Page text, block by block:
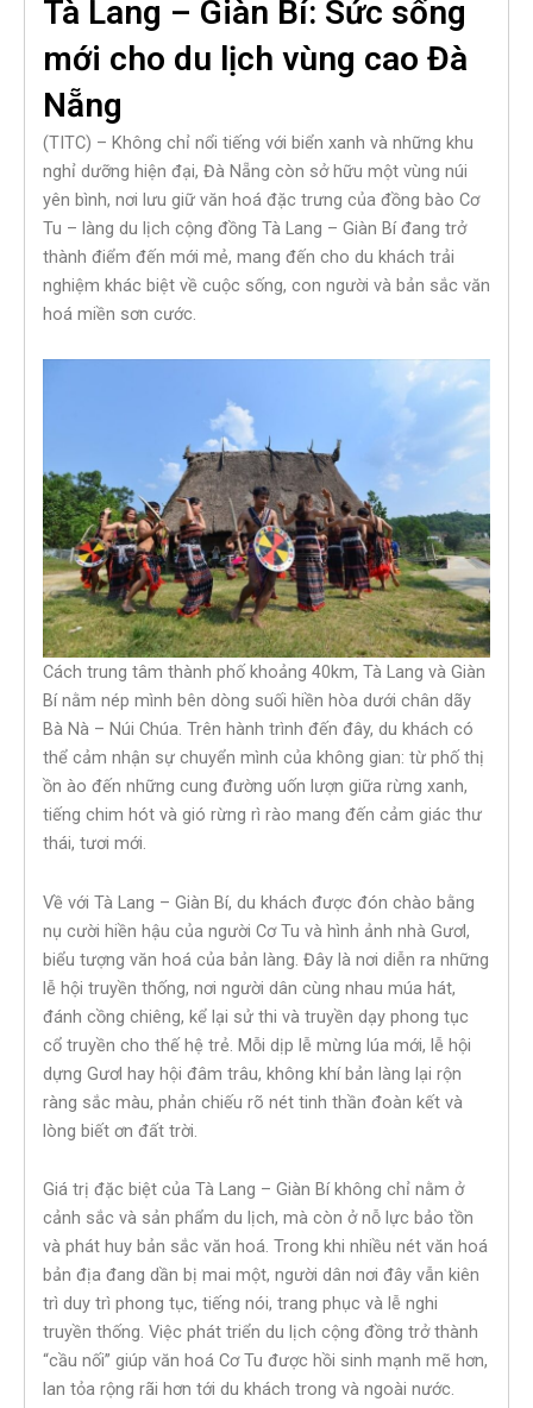
Tà Lang – Giàn Bí: Sức sống
mới cho du lịch vùng cao Đà
Nẵng
(TITC) – Không chỉ nổi tiếng với biển xanh và những khu
nghỉ dưỡng hiện đại, Đà Nẵng còn sở hữu một vùng núi
yên bình, nơi lưu giữ văn hoá đặc trưng của đồng bào Cơ
Tu – làng du lịch cộng đồng Tà Lang – Giàn Bí đang trở
thành điểm đến mới mẻ, mang đến cho du khách trải
nghiệm khác biệt về cuộc sống, con người và bản sắc văn
hoá miền sơn cước.
Cách trung tâm thành phố khoảng 40km, Tà Lang và Giàn
Bí nằm nép mình bên dòng suối hiền hòa dưới chân dãy
Bà Nà – Núi Chúa. Trên hành trình đến đây, du khách có
thể cảm nhận sự chuyển mình của không gian: từ phố thị
ồn ào đến những cung đường uốn lượn giữa rừng xanh,
tiếng chim hót và gió rừng rì rào mang đến cảm giác thư
thái, tươi mới.
Về với Tà Lang – Giàn Bí, du khách được đón chào bằng
nụ cười hiền hậu của người Cơ Tu và hình ảnh nhà Gươl,
biểu tượng văn hoá của bản làng. Đây là nơi diễn ra những
lễ hội truyền thống, nơi người dân cùng nhau múa hát,
đánh cồng chiêng, kể lại sử thi và truyền dạy phong tục
cổ truyền cho thế hệ trẻ. Mỗi dịp lễ mừng lúa mới, lễ hội
dựng Gươl hay hội đâm trâu, không khí bản làng lại rộn
ràng sắc màu, phản chiếu rõ nét tinh thần đoàn kết và
lòng biết ơn đất trời.
Giá trị đặc biệt của Tà Lang – Giàn Bí không chỉ nằm ở
cảnh sắc và sản phẩm du lịch, mà còn ở nỗ lực bảo tồn
và phát huy bản sắc văn hoá. Trong khi nhiều nét văn hoá
bản địa đang dần bị mai một, người dân nơi đây vẫn kiên
trì duy trì phong tục, tiếng nói, trang phục và lễ nghi
truyền thống. Việc phát triển du lịch cộng đồng trở thành
“cầu nối” giúp văn hoá Cơ Tu được hồi sinh mạnh mẽ hơn,
lan tỏa rộng rãi hơn tới du khách trong và ngoài nước.